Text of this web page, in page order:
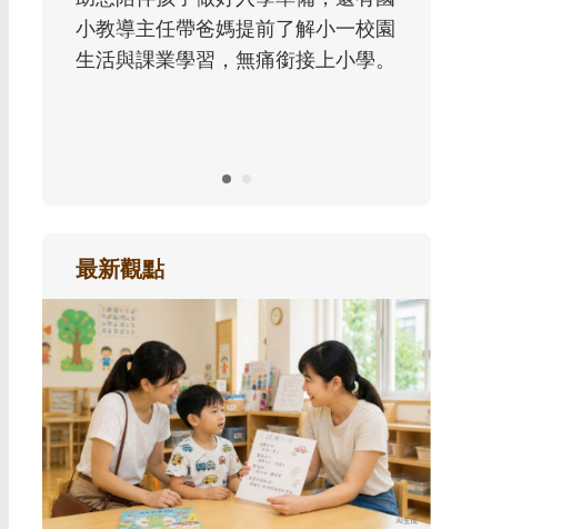
學。
最新觀點